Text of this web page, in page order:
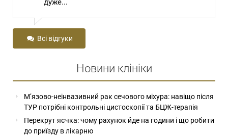
дуже...
Всі відгуки
Новини клініки
М’язово-неінвазивний рак сечового міхура: навіщо після
ТУР потрібні контрольні цистоскопії та БЦЖ-терапія
Перекрут яєчка: чому рахунок йде на години і що робити
до приїзду в лікарню